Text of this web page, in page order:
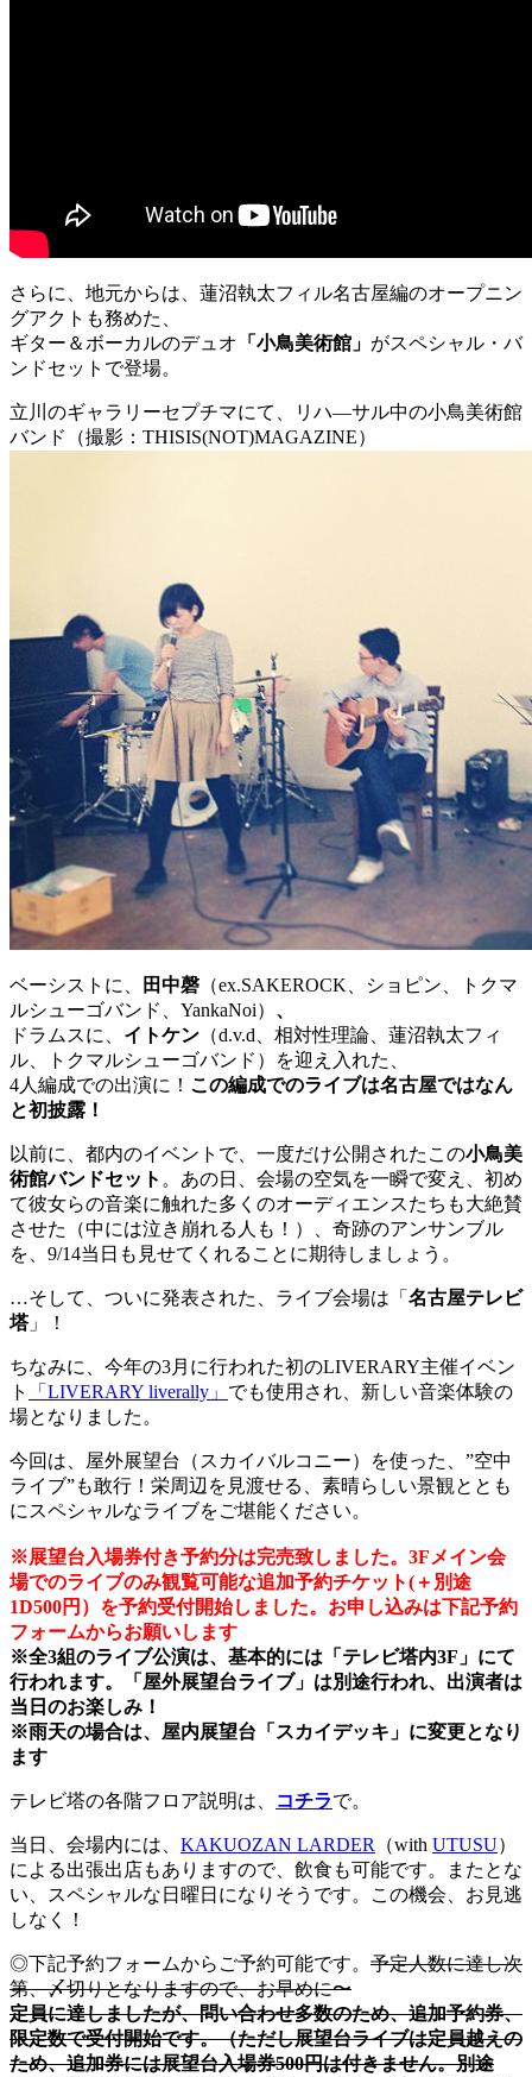
さらに、地元からは、蓮沼執太フィル名古屋編のオープニン
グアクトも務めた、
ギター＆ボーカルのデュオ 「小鳥美術館」 がスペシャル・バ
ンドセットで登場。
立川のギャラリーセプチマにて、リハ—サル中の小鳥美術館
バンド（撮影：THISIS(NOT)MAGAZINE）
ベーシストに、 田中磬 （ex.SAKEROCK、ショピン、トクマ
ルシューゴバンド、YankaNoi） 、
ドラムスに、 イトケン （d.v.d、相対性理論、蓮沼執太フィ
ル、トクマルシューゴバンド）を迎え入れた、
4人編成での出演に！ この編成でのライブは名古屋ではなん
と初披露！
以前に、都内のイベントで、一度だけ公開されたこの小鳥美
術館バンドセット 。あの日、会場の空気を一瞬で変え、初め
て彼女らの音楽に触れた多くのオーディエンスたちも大絶賛
させた（中には泣き崩れる人も！）、奇跡のアンサンブル
を、9/14当日も見せてくれることに期待しましょう。
…そして、ついに発表された、ライブ会場は「 名古屋テレビ
塔」！
ちなみに、今年の3月に行われた初のLIVERARY主催イベン
ト
「LIVERARY liverally」 でも使用され、新しい音楽体験の
場となりました。
今回は、屋外展望台（スカイバルコニー）を使った、”空中
ライブ”も敢行！栄周辺を見渡せる、素晴らしい景観ととも
にスペシャルなライブをご堪能ください。
※展望台入場券付き予約分は完売致しました。3Fメイン会
場でのライブのみ観覧可能な追加予約チケット(＋別途
1D500円）を予約受付開始しました。お申し込みは下記予約
フォームからお願いします
※全3組のライブ公演は、基本的には「テレビ塔内3F」にて
行われます。「屋外展望台ライブ」は別途行われ、出演者は
当日のお楽しみ！
※雨天の場合は、屋内展望台「スカイデッキ」に変更となり
ます
テレビ塔の各階フロア説明は、 コチラで。
当日、会場内には、 KAKUOZAN LARDER （with UTUSU）
による出張出店もありますので、飲食も可能です。またとな
い、スペシャルな日曜日になりそうです。この機会、お見逃
しなく！
◎下記予約フォームからご予約可能です。 予定人数に達し次
第、〆切りとなりますので、お早めに〜
定員に達しましたが、問い合わせ多数のため、追加予約券、
限定数で受付開始です。（ただし展望台ライブは定員越えの
ため、追加券には展望台入場券500円は付きません。別途